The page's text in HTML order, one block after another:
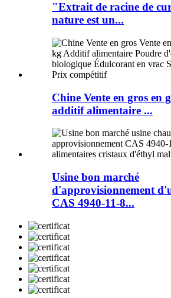
"Extrait de racine de
nature est un...
Chine Vente en gros en
additif alimentaire ...
Usine bon marché
d'approvisionnement
CAS 4940-11-8...